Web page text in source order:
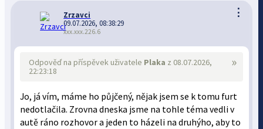
⋮
Zrzavci
09.07.2026, 08:38:29
xxx.xxx.226.6
»
Odpověď na příspěvek uživatele Plaka z 08.07.2026,
22:23:18
Jo, já vím, máme ho půjčený, nějak jsem se k tomu furt
nedotlačila. Zrovna dneska jsme na tohle téma vedli v
autě ráno rozhovor a jeden to házeli na druhýho, aby to